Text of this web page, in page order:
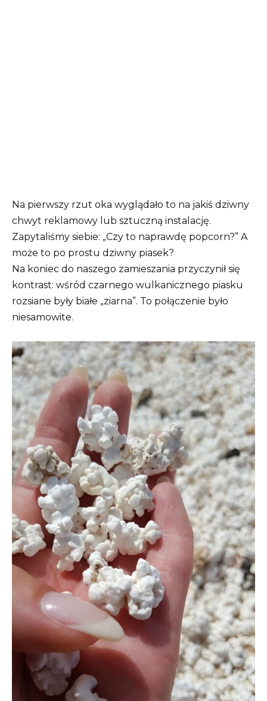
Na pierwszy rzut oka wyglądało to na jakiś dziwny
chwyt reklamowy lub sztuczną instalację.
Zapytaliśmy siebie: „Czy to naprawdę popcorn?” A
może to po prostu dziwny piasek?
Na koniec do naszego zamieszania przyczynił się
kontrast: wśród czarnego wulkanicznego piasku
rozsiane były białe „ziarna”. To połączenie było
niesamowite.